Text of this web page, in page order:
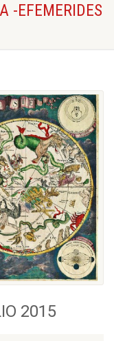
-EFEMERIDES
2015